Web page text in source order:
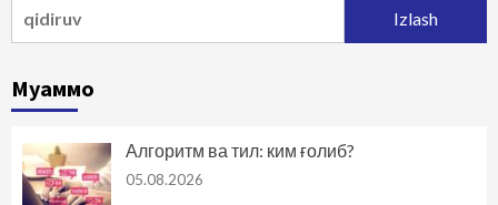
Муаммо
Алгоритм ва тил: ким ғолиб?
05.08.2026